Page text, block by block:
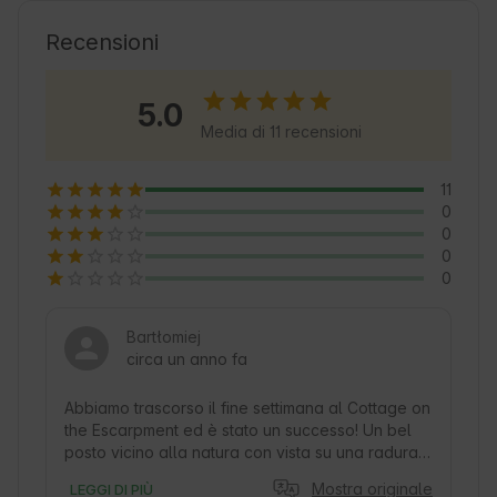
locali. Nella zona troverete silenzio, aria pulita
relax e la tranquillità. Gli ospiti possono contare
su condizioni confortevoli e sulla vicinanza alla
natura, che rendono questo cottage un luogo
Recensioni
5.0 Media di 11 recensioni
11
0
0
0
0
Bartłomiej
circa un anno fa
Abbiamo trascorso il fine settimana al Cottage on
the Escarpment ed è stato un successo! Un bel
posto vicino alla natura con vista su una radura e
LEGGI DI PIÙ Mostra originale